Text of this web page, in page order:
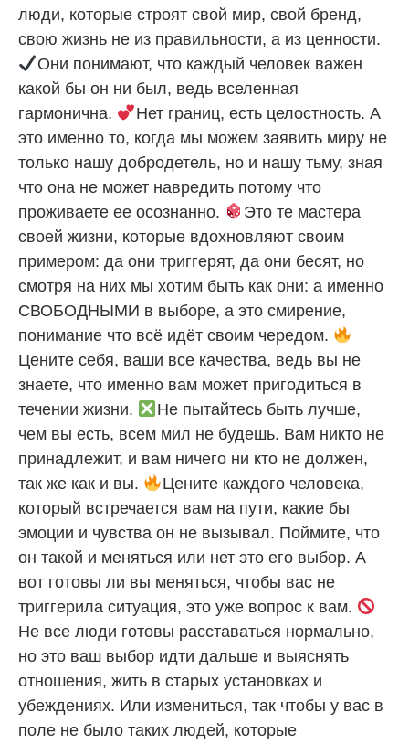
люди, которые строят свой мир, свой бренд,
свою жизнь не из правильности, а из ценности.
Они понимают, что каждый человек важен
какой бы он ни был, ведь вселенная
гармонична.
Нет границ, есть целостность. А
это именно то, когда мы можем заявить миру не
только нашу добродетель, но и нашу тьму, зная
что она не может навредить потому что
проживаете ее осознанно.
Это те мастера
своей жизни, которые вдохновляют своим
примером: да они триггерят, да они бесят, но
смотря на них мы хотим быть как они: а именно
СВОБОДНЫМИ в выборе, а это смирение,
понимание что всё идёт своим чередом.
Цените себя, ваши все качества, ведь вы не
знаете, что именно вам может пригодиться в
течении жизни.
Не пытайтесь быть лучше,
чем вы есть, всем мил не будешь. Вам никто не
принадлежит, и вам ничего ни кто не должен,
так же как и вы.
Цените каждого человека,
который встречается вам на пути, какие бы
эмоции и чувства он не вызывал. Поймите, что
он такой и меняться или нет это его выбор. А
вот готовы ли вы меняться, чтобы вас не
триггерила ситуация, это уже вопрос к вам.
Не все люди готовы расставаться нормально,
но это ваш выбор идти дальше и выяснять
отношения, жить в старых установках и
убеждениях. Или измениться, так чтобы у вас в
поле не было таких людей, которые